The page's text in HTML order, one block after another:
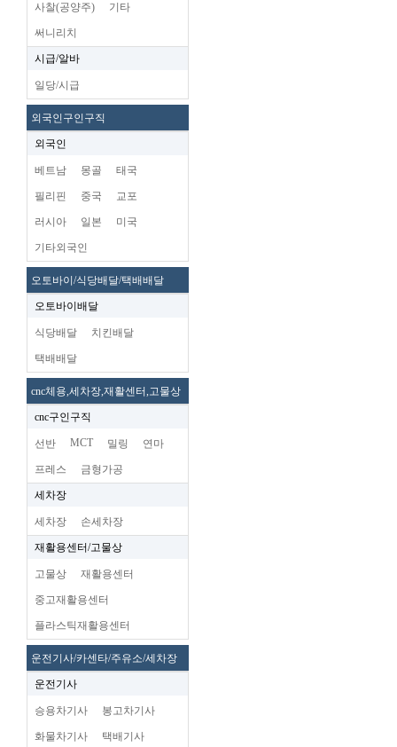
사찰(공양주) 기타
써니리치
시급/알바
일당/시급
외국인구인구직
외국인
베트남 몽골 태국
필리핀 중국 교포
러시아 일본 미국
기타외국인
오토바이/식당배달/택배배달
오토바이배달
식당배달 치킨배달
택배배달
cnc체용,세차장,재활센터,고물상
cnc구인구직
선반 MCT 밀링 연마
프레스 금형가공
세차장
세차장 손세차장
재활용센터/고물상
고물상 재활용센터
중고재활용센터
플라스틱재활용센터
운전기사/카센타/주유소/세차장
운전기사
승용차기사 봉고차기사
화물차기사 택배기사